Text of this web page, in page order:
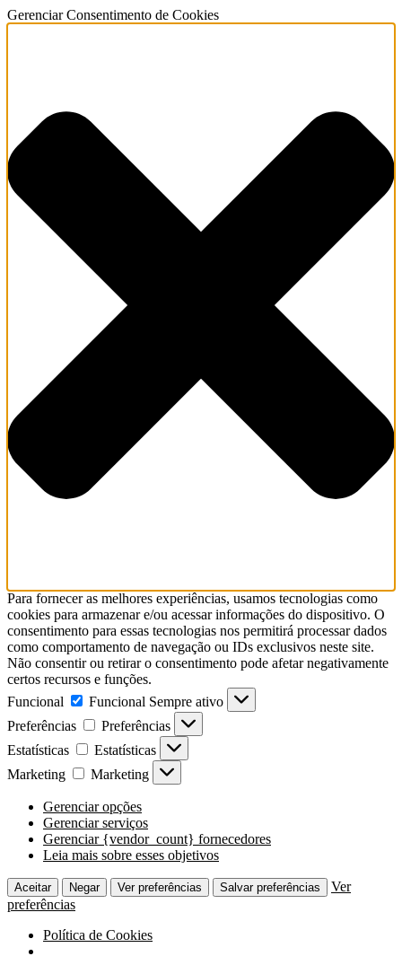
Gerenciar Consentimento de Cookies
Para fornecer as melhores experiências, usamos tecnologias como
cookies para armazenar e/ou acessar informações do dispositivo. O
consentimento para essas tecnologias nos permitirá processar dados
como comportamento de navegação ou IDs exclusivos neste site.
Não consentir ou retirar o consentimento pode afetar negativamente
certos recursos e funções.
Funcional
Funcional Sempre ativo
Preferências
Preferências
Estatísticas
Estatísticas
Marketing
Marketing
Gerenciar opções
Gerenciar serviços
Gerenciar {vendor_count} fornecedores
Leia mais sobre esses objetivos
Aceitar Negar Ver preferências Salvar preferências
Ver
preferências
Política de Cookies